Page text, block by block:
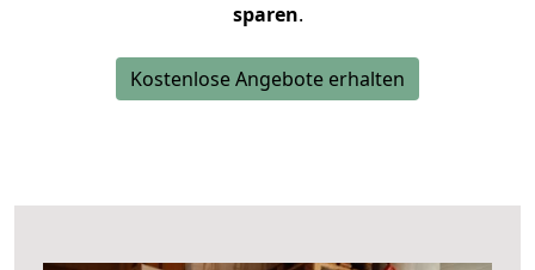
sparen.
Kostenlose Angebote erhalten